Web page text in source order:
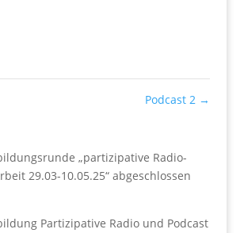
Podcast 2 →
„partizipative Radio-
29.03-10.05.25“ abgeschlossen
Partizipative Radio und Podcast